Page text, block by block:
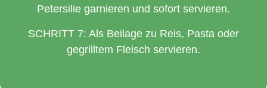
Petersilie garnieren und sofort servieren.
SCHRITT 7: Als Beilage zu Reis, Pasta oder
gegrilltem Fleisch servieren.